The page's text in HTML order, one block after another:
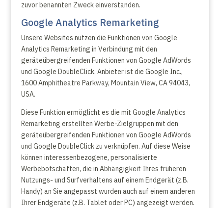
zuvor benannten Zweck einverstanden.
Google Analytics Remarketing
Unsere Websites nutzen die Funktionen von Google
Analytics Remarketing in Verbindung mit den
geräteübergreifenden Funktionen von Google AdWords
und Google DoubleClick. Anbieter ist die Google Inc.,
1600 Amphitheatre Parkway, Mountain View, CA 94043,
USA.
Diese Funktion ermöglicht es die mit Google Analytics
Remarketing erstellten Werbe-Zielgruppen mit den
geräteübergreifenden Funktionen von Google AdWords
und Google DoubleClick zu verknüpfen. Auf diese Weise
können interessenbezogene, personalisierte
Werbebotschaften, die in Abhängigkeit Ihres früheren
Nutzungs- und Surfverhaltens auf einem Endgerät (z.B.
Handy) an Sie angepasst wurden auch auf einem anderen
Ihrer Endgeräte (z.B. Tablet oder PC) angezeigt werden.